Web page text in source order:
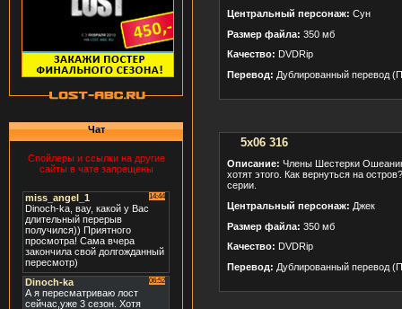
Чат
Спойлеры и ссылки на другие
сайты в чате запрещены
Центральный персонаж: Сун
Размер файла: 350 мб
Качество: DVDRip
Перевод: Дублированный перевод
5x06 316
Описание: Члены Шестерки Ошеаник
хотят этого. Как вернуться на
серии.
Центральный персонаж: Джек
Размер файла: 350 мб
Качество: DVDRip
Перевод: Дублированный перевод